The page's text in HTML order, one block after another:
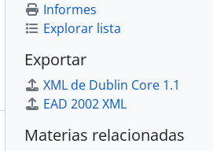
Informes
Explorar lista
Exportar
XML de Dublin Core 1.1
EAD 2002 XML
Materias relacionadas